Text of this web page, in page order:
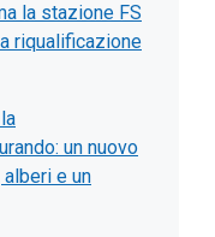
la stazione FS
riqualificazione
un nuovo
e un